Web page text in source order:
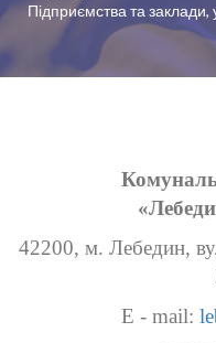
Підприємства та заклади,
42200, м. Лебедин,
E - mail: